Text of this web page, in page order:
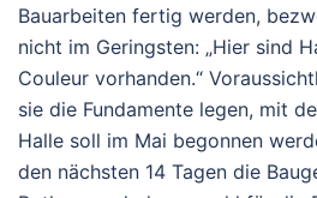
Bauarbeiten fertig werden,
nicht im Geringsten: „Hier sind
Couleur vorhanden.“
sie die Fundamente legen, mit
Halle soll im Mai begonnen
den nächsten 14 Tagen die